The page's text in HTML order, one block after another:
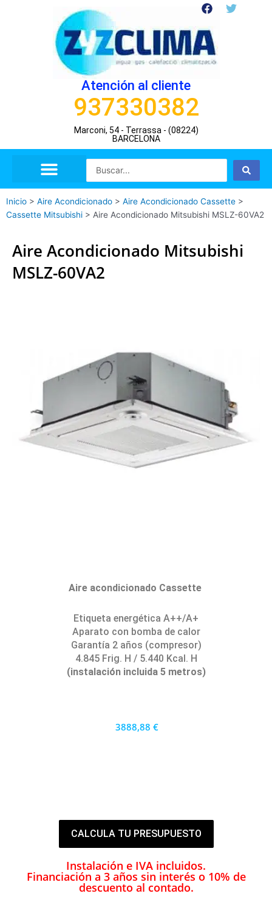
F
e
b
o
T
Atención al cliente
937330382
Marconi, 54 - Terrassa - (08224)
BARCELONA
Search
Inicio > Aire Acondicionado > Aire Acondicionado Cassette >
Cassette Mitsubishi > Aire Acondicionado Mitsubishi MSLZ-60VA2
Aire Acondicionado Mitsubishi
MSLZ-60VA2
Aire acondicionado Cassette
Etiqueta energética A++/A+
Aparato con bomba de calor
Garantía 2 años (compresor)
4.845 Frig. H / 5.440 Kcal. H
(instalación incluida 5 metros)
3888,88 €
CALCULA TU PRESUPUESTO
Instalación e IVA incluidos.
Financiación a 3 años sin interés o 10% de
descuento al contado.